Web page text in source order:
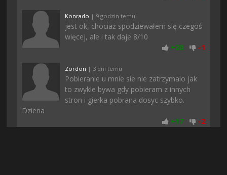
Konrado | 9 godzin temu
jest ok, chociaż spodziewałem się czegoś
więcej, ale i tak daje 8/10
+20 -1
Zordon | 3 dni temu
Pobieranie u mnie sie nie zatrzymalo jak
to zwykle bywa gdy pobieram z innych
stron i gierka pobrana dosyc szybko.
Dziena
+17 -2